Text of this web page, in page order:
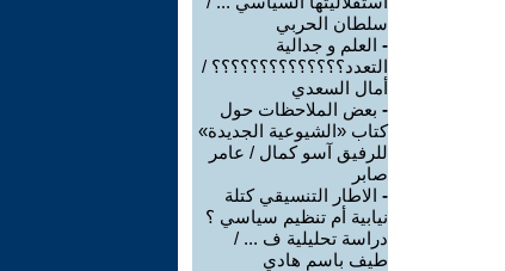
سلطان الحربي
- العلم و جدالية
التعدد؟؟؟؟؟؟؟؟؟؟؟؟؟؟ /
أمال السعدي
- بعض الملاحظات حول
كتاب «الشيوعية الجديدة»
للرفيق آسو كمال / عامر
صابر
- الاطار التنسيقي كتلة
نيابية أم تنظيم سياسي ؟
دراسة تحليلية ف ... /
طيف باسم هادي